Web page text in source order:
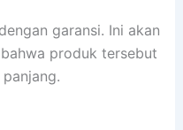
garansi. Ini akan
produk tersebut